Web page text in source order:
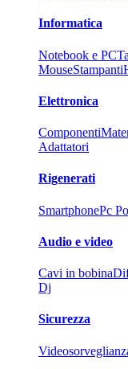
Informatica
Notebook e PC
MouseStampanti
Elettronica
Componenti
Adattatori
Rigenerati
SmartphonePc
Audio e video
Cavi in bobina
Dj
Sicurezza